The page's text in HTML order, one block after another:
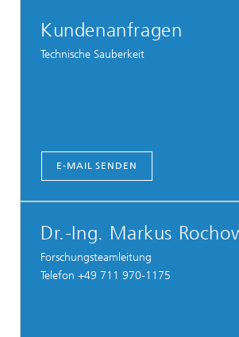
Kundenanfragen
Technische Sauberkeit
E-MAIL SENDEN
Dr.-Ing. Markus
Forschungsteamleitung
Telefon +49 711 970-1175